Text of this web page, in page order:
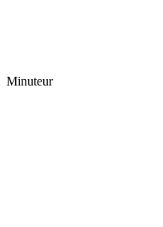
Minuteur